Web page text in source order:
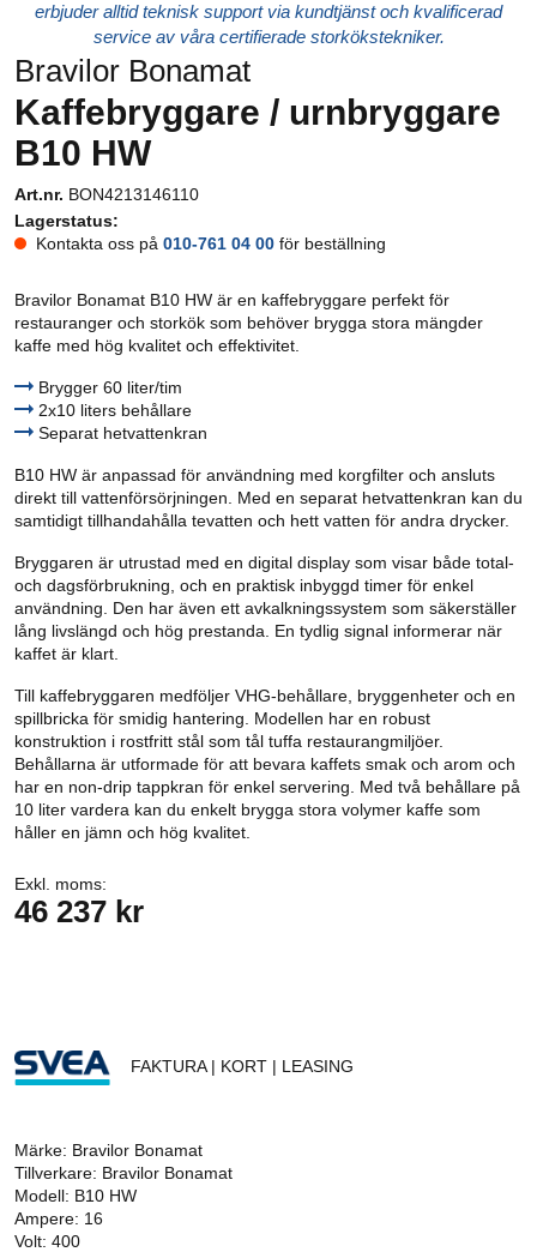
erbjuder alltid teknisk support via kundtjänst och kvalificerad
service av våra certifierade storkökstekniker.
Bravilor Bonamat
Kaffebryggare / urnbryggare
B10 HW
Art.nr. BON4213146110
Lagerstatus:
Kontakta oss på 010-761 04 00för beställning
Bravilor Bonamat B10 HW är en kaffebryggare perfekt för
restauranger och storkök som behöver brygga stora mängder
kaffe med hög kvalitet och effektivitet.
Brygger 60 liter/tim
2x10 liters behållare
Separat hetvattenkran
B10 HW är anpassad för användning med korgfilter och ansluts
direkt till vattenförsörjningen. Med en separat hetvattenkran kan du
samtidigt tillhandahålla tevatten och hett vatten för andra drycker.
Bryggaren är utrustad med en digital display som visar både total-
och dagsförbrukning, och en praktisk inbyggd timer för enkel
användning. Den har även ett avkalkningssystem som säkerställer
lång livslängd och hög prestanda. En tydlig signal informerar när
kaffet är klart.
Till kaffebryggaren medföljer VHG-behållare, bryggenheter och en
spillbricka för smidig hantering. Modellen har en robust
konstruktion i rostfritt stål som tål tuffa restaurangmiljöer.
Behållarna är utformade för att bevara kaffets smak och arom och
har en non-drip tappkran för enkel servering. Med två behållare på
10 liter vardera kan du enkelt brygga stora volymer kaffe som
håller en jämn och hög kvalitet.
Exkl. moms:
46 237 kr
FAKTURA | KORT | LEASING
Märke: Bravilor Bonamat
Tillverkare: Bravilor Bonamat
Modell: B10 HW
Ampere: 16
Volt: 400